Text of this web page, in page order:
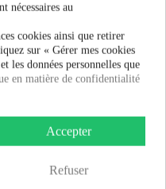
nécessaires au
cookies ainsi que retirer
sur « Gérer mes cookies
les données personnelles que
en matière de confidentialité
Accepter
Refuser